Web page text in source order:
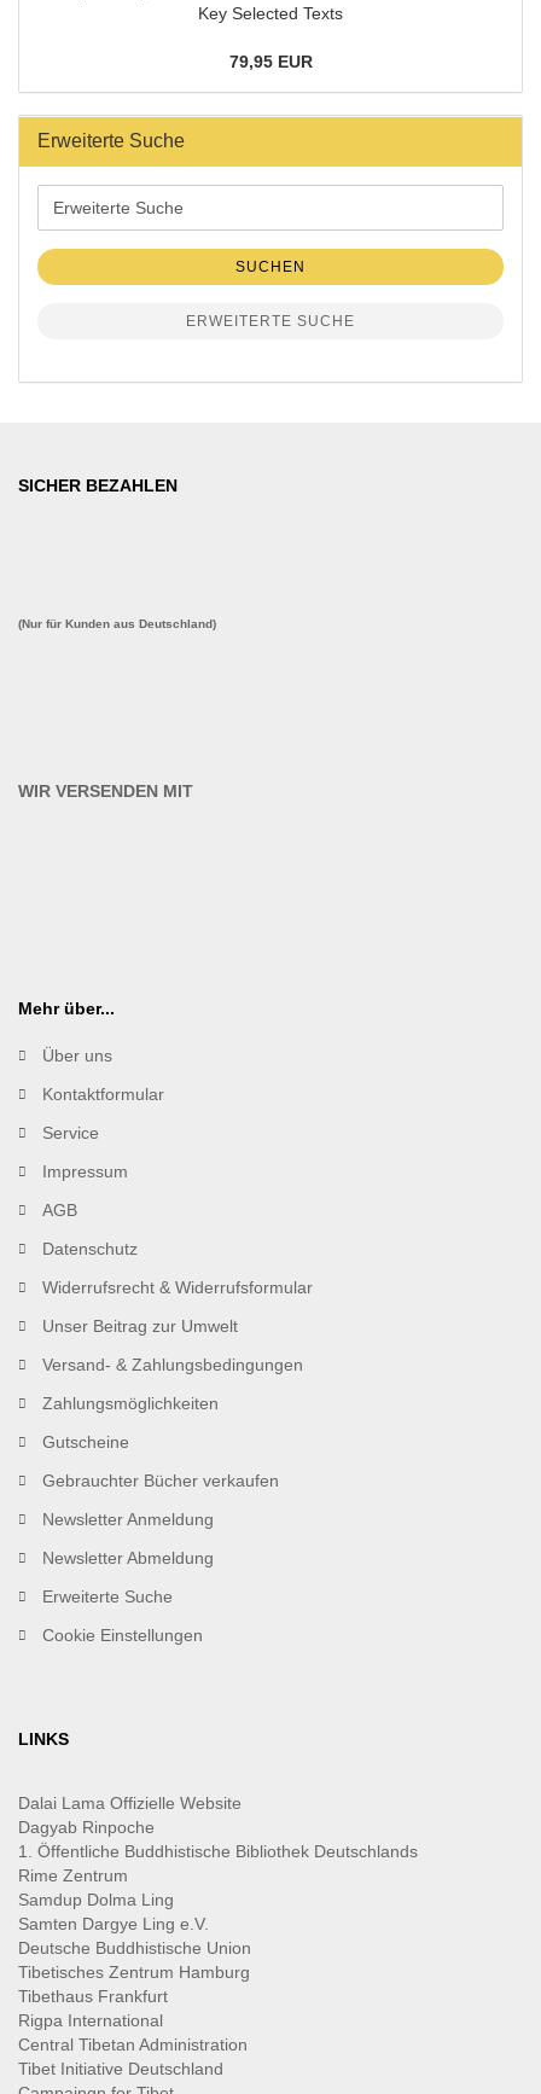
Key Selected Texts
79,95 EUR
Erweiterte Suche
Suche
SUCHEN
ERWEITERTE SUCHE
SICHER BEZAHLEN
(Nur für Kunden aus Deutschland)
WIR VERSENDEN MIT
Mehr über...
Über uns
Kontaktformular
Service
Impressum
AGB
Datenschutz
Widerrufsrecht & Widerrufsformular
Unser Beitrag zur Umwelt
Versand- & Zahlungsbedingungen
Zahlungsmöglichkeiten
Gutscheine
Gebrauchter Bücher verkaufen
Newsletter Anmeldung
Newsletter Abmeldung
Erweiterte Suche
Cookie Einstellungen
LINKS
Dalai Lama Offizielle Website
Dagyab Rinpoche
1. Öffentliche Buddhistische Bibliothek Deutschlands
Rime Zentrum
Samdup Dolma Ling
Samten Dargye Ling e.V.
Deutsche Buddhistische Union
Tibetisches Zentrum Hamburg
Tibethaus Frankfurt
Rigpa International
Central Tibetan Administration
Tibet Initiative Deutschland